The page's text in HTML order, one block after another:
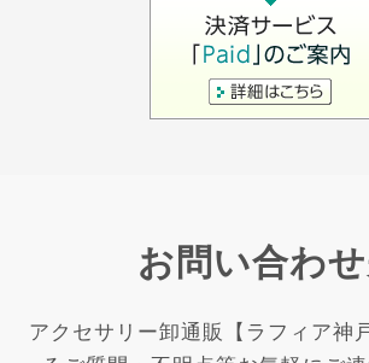
お問い合わ
アクセサリー卸通販【ラフィア神